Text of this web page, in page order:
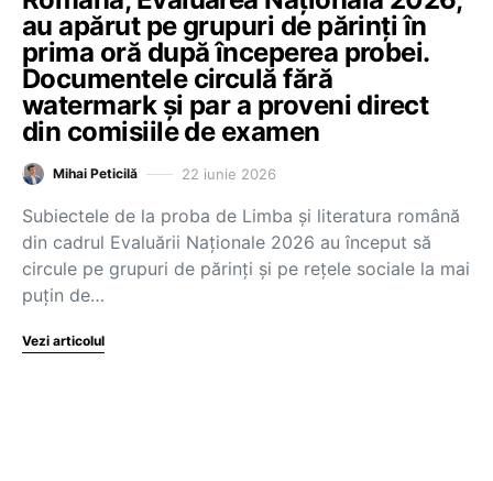
au apărut pe grupuri de părinți în
prima oră după începerea probei.
Documentele circulă fără
watermark și par a proveni direct
din comisiile de examen
Mihai Peticilă 22 iunie 2026
Subiectele de la proba de Limba și literatura română
din cadrul Evaluării Naționale 2026 au început să
circule pe grupuri de părinți și pe rețele sociale la mai
puțin de…
Vezi articolul